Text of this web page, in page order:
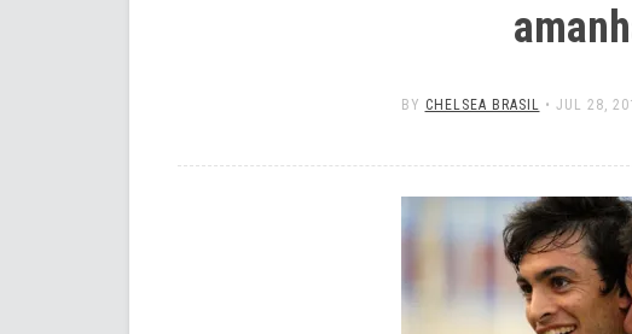
BY CHELSEA BRASIL • JUL 28,